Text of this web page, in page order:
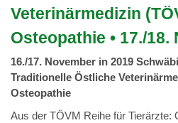
Veterinärmedizin
Osteopathie • 17./18.
16./17. November in 2019
Traditionelle Östliche
Osteopathie
Aus der TÖVM Reihe für Tierärzte: